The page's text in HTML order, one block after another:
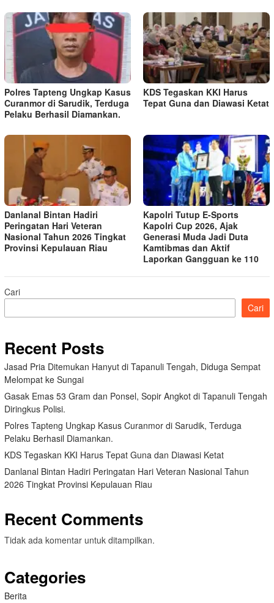
Polres Tapteng Ungkap Kasus
Curanmor di Sarudik, Terduga
Pelaku Berhasil Diamankan.
KDS Tegaskan KKI Harus
Tepat Guna dan Diawasi Ketat
Danlanal Bintan Hadiri
Peringatan Hari Veteran
Nasional Tahun 2026 Tingkat
Provinsi Kepulauan Riau
Kapolri Tutup E-Sports
Kapolri Cup 2026, Ajak
Generasi Muda Jadi Duta
Kamtibmas dan Aktif
Laporkan Gangguan ke 110
Cari
Cari
Recent Posts
Jasad Pria Ditemukan Hanyut di Tapanuli Tengah, Diduga Sempat
Melompat ke Sungai
Gasak Emas 53 Gram dan Ponsel, Sopir Angkot di Tapanuli Tengah
Diringkus Polisi.
Polres Tapteng Ungkap Kasus Curanmor di Sarudik, Terduga
Pelaku Berhasil Diamankan.
KDS Tegaskan KKI Harus Tepat Guna dan Diawasi Ketat
Danlanal Bintan Hadiri Peringatan Hari Veteran Nasional Tahun
2026 Tingkat Provinsi Kepulauan Riau
Recent Comments
Tidak ada komentar untuk ditampilkan.
Categories
Berita